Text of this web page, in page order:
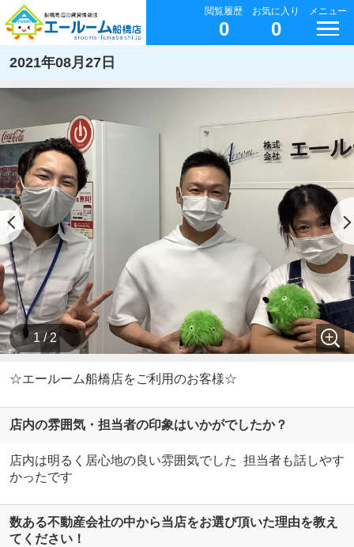
閲覧履歴
0
お気に入り
0
メニュー
2021年08月27日
1 / 2
☆エールーム船橋店をご利用のお客様☆
店内の雰囲気・担当者の印象はいかがでしたか？
店内は明るく居心地の良い雰囲気でした 担当者も話しやす
かったです
数ある不動産会社の中から当店をお選び頂いた理由を教え
てください！